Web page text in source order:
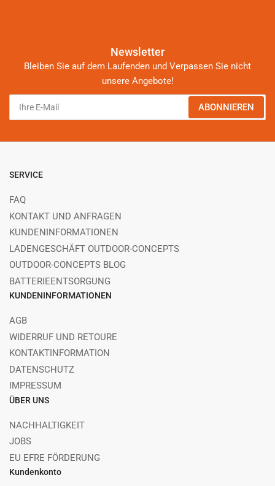
Newsletter
Bleiben Sie auf dem Laufenden und Verpassen Sie nicht
unsere Angebote!
Mail
ABONNIEREN
SERVICE
FAQ
KONTAKT UND ANFRAGEN
KUNDENINFORMATIONEN
LADENGESCHÄFT OUTDOOR-CONCEPTS
OUTDOOR-CONCEPTS BLOG
BATTERIEENTSORGUNG
KUNDENINFORMATIONEN
AGB
WIDERRUF UND RETOURE
KONTAKTINFORMATION
DATENSCHUTZ
IMPRESSUM
ÜBER UNS
NACHHALTIGKEIT
JOBS
EU EFRE FÖRDERUNG
Kundenkonto